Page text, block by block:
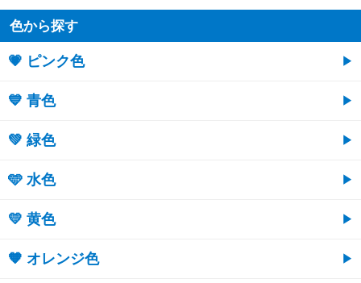
色から探す
💗 ピンク色
💙 青色
💚 緑色
🩵 水色
💛 黄色
🧡 オレンジ色